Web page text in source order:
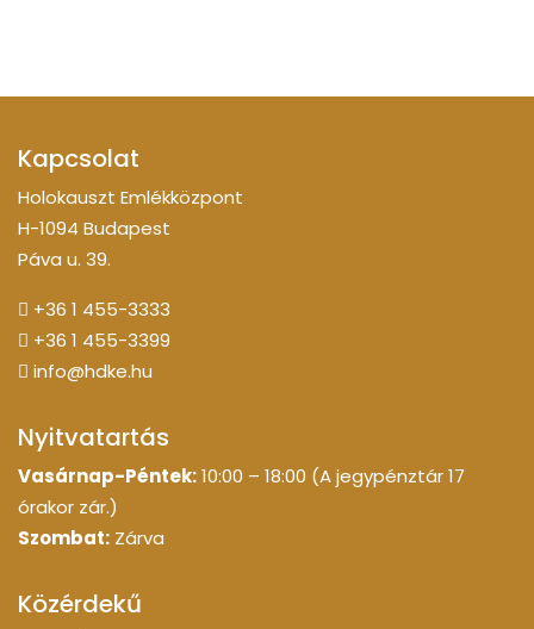
Kapcsolat
Holokauszt Emlékközpont
H-1094 Budapest
Páva u. 39.
+36 1 455-3333
+36 1 455-3399
info@hdke.hu
Nyitvatartás
Vasárnap-Péntek:10:00 – 18:00 (A jegypénztár 17
órakor zár.)
Szombat: Zárva
Közérdekű